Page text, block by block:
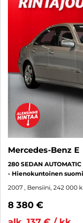
Mercedes-Benz E
280 SEDAN
- Hienokuntoinen
2007 , Bensiini, 242 000
8 380 €